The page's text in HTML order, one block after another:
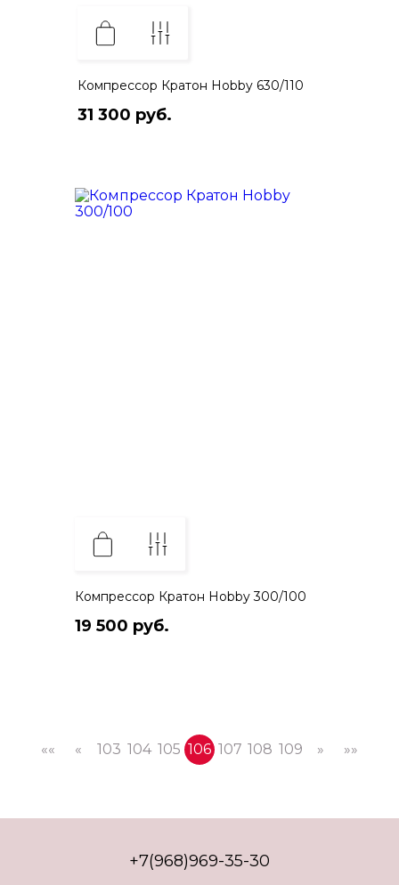
Компрессор Кратон Hobby 630/110
31 300 руб.
Компрессор Кратон Hobby 300/100
19 500 руб.
«« « 103 104 105 106 107 108 109 » »»
+7(968)969-35-30